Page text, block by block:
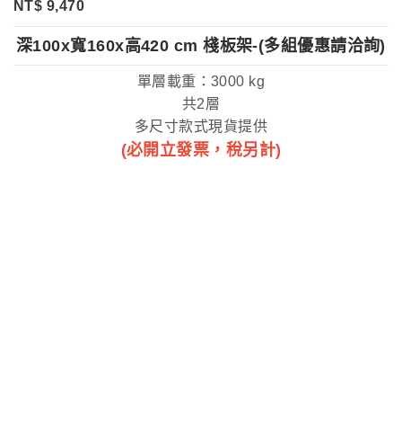
NT$ 9,470
深100x寬160x高420 cm 棧板架-(多組優惠請洽詢)
單層載重：3000 kg
共2層
多尺寸款式現貨提供
(必開立發票，稅另計)